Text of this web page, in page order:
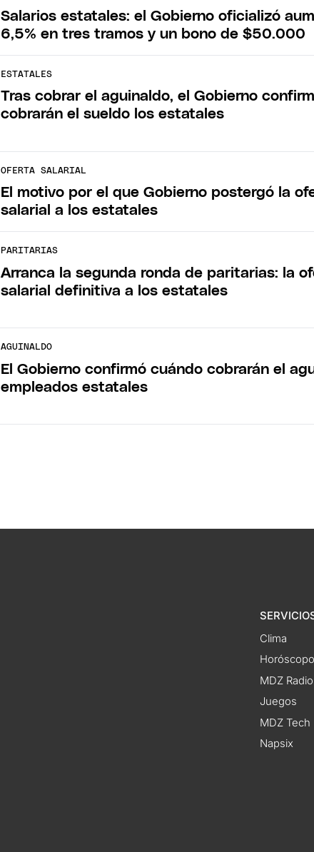
Salarios estatales: el Gobierno oficializó
6,5% en tres tramos y un bono de $50.000
ESTATALES
Tras cobrar el aguinaldo, el Gobierno
cobrarán el sueldo los estatales
OFERTA SALARIAL
El motivo por el que Gobierno postergó la
salarial a los estatales
PARITARIAS
Arranca la segunda ronda de paritarias: la
salarial definitiva a los estatales
AGUINALDO
El Gobierno confirmó cuándo cobrarán el
empleados estatales
Clima
Horóscopo
MDZ Radio
Juegos
MDZ Tech
Napsix